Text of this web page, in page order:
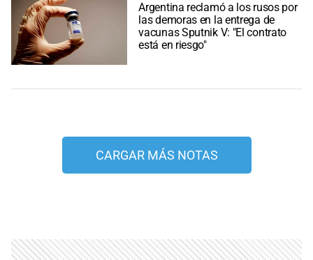
Argentina reclamó a los rusos por
las demoras en la entrega de
vacunas Sputnik V: "El contrato
está en riesgo"
CARGAR MÁS NOTAS